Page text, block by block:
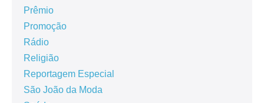
Prêmio
Promoção
Rádio
Religião
Reportagem Especial
São João da Moda